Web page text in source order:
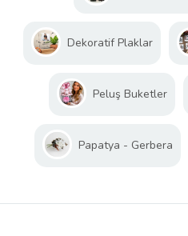
Dekoratif Plaklar
Peluş Buketler
Papatya - Gerbera